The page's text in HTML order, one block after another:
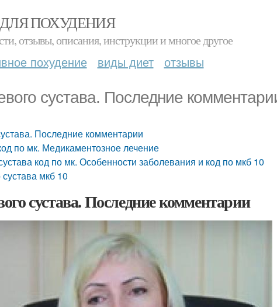
ПОХУДЕНИЯ
отзывы, описания, инструкции и многое другое
похудение виды диет отзывы
сустава. Последние
Последние комментарии
по мк. Медикаментозное лечение
код по мк. Особенности заболевания и код по мкб 10
мкб 10
сустава. Последние комментарии